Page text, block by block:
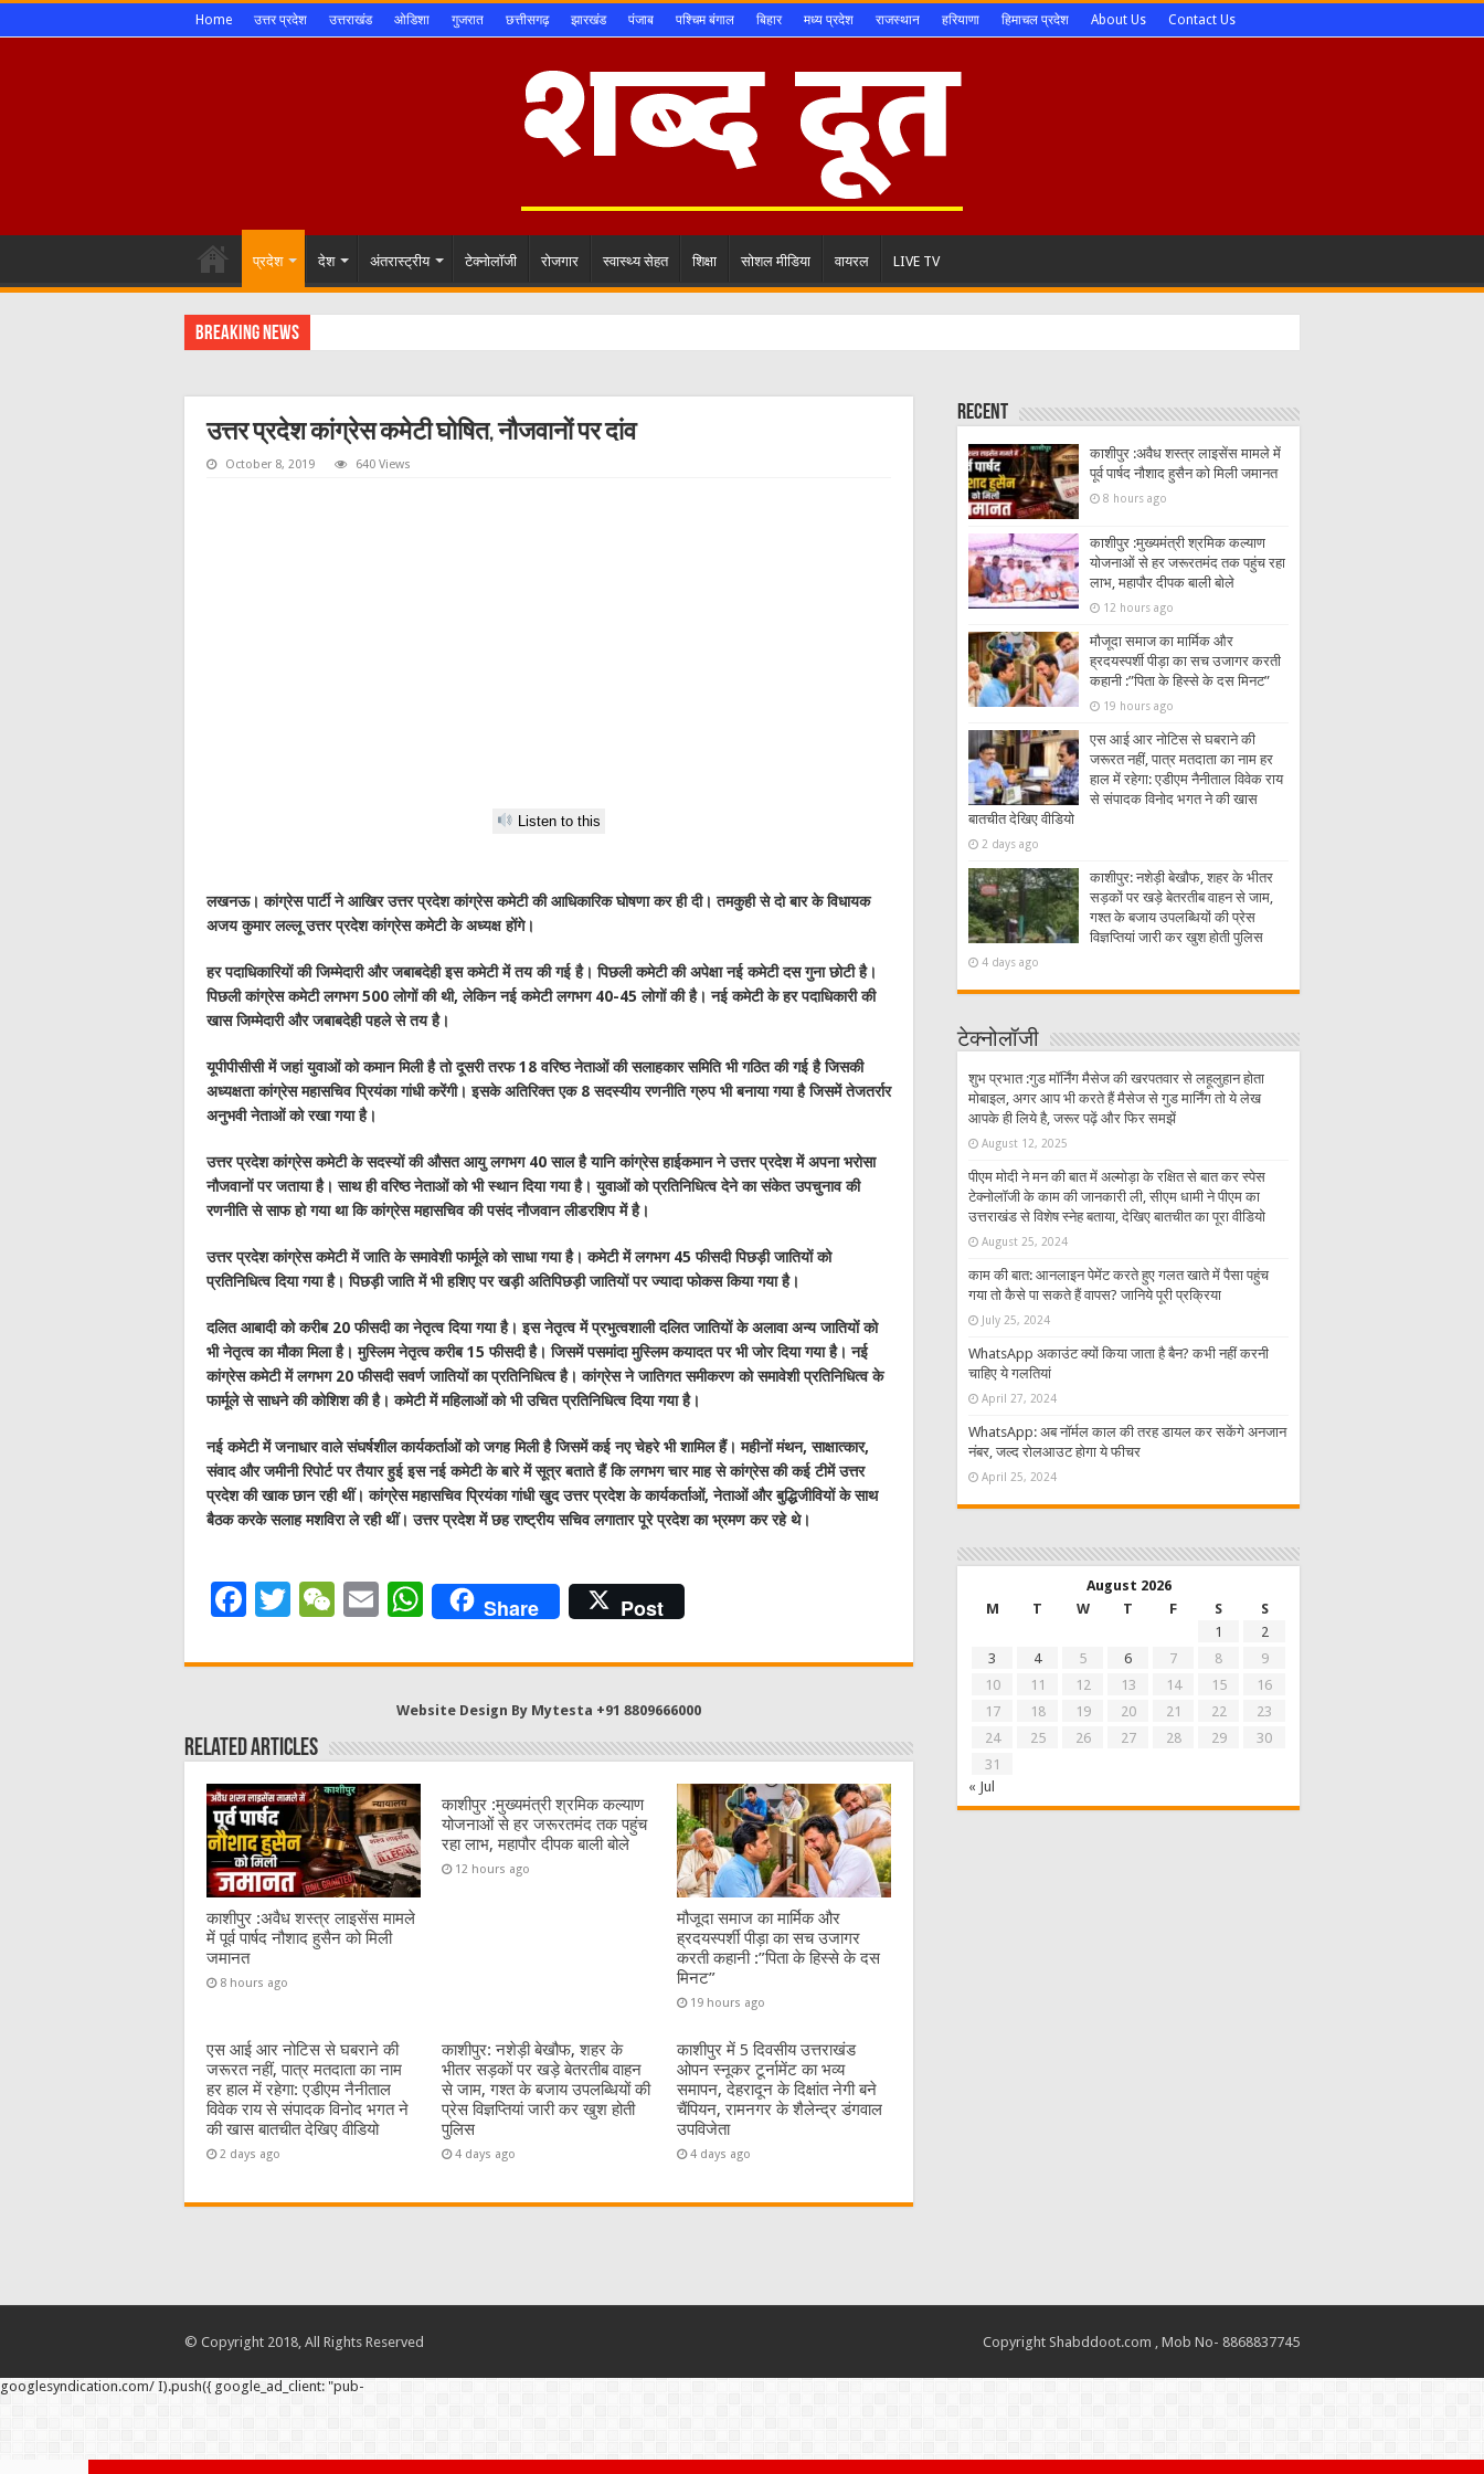
Home उत्तर प्रदेश उत्तराखंड ओडिशा गुजरात छत्तीसगढ़ झारखंड पंजाब पश्चिम बंगाल बिहार मध्य प्रदेश राजस्थान हरियाणा हिमाचल प्रदेश About Us Contact Us
प्रदेश देश अंतरास्ट्रीय टेक्नोलॉजी रोजगार स्वास्थ्य सेहत शिक्षा सोशल मीडिया वायरल LIVE TV
Breaking News
उत्तर प्रदेश कांग्रेस कमेटी घोषित, नौजवानों पर दांव
October 8, 2019 640 Views
Listen to this
लखनऊ। कांग्रेस पार्टी ने आखिर उत्तर प्रदेश कांग्रेस कमेटी की आधिकारिक घोषणा कर ही दी। तमकुही से दो बार के विधायक
अजय कुमार लल्लू उत्तर प्रदेश कांग्रेस कमेटी के अध्यक्ष होंगे।
हर पदाधिकारियों की जिम्मेदारी और जबाबदेही इस कमेटी में तय की गई है। पिछली कमेटी की अपेक्षा नई कमेटी दस गुना छोटी है।
पिछली कांग्रेस कमेटी लगभग 500 लोगों की थी, लेकिन नई कमेटी लगभग 40-45 लोगों की है। नई कमेटी के हर पदाधिकारी की
खास जिम्मेदारी और जबाबदेही पहले से तय है।
यूपीपीसीसी में जहां युवाओं को कमान मिली है तो दूसरी तरफ 18 वरिष्ठ नेताओं की सलाहकार समिति भी गठित की गई है जिसकी
अध्यक्षता कांग्रेस महासचिव प्रियंका गांधी करेंगी। इसके अतिरिक्त एक 8 सदस्यीय रणनीति ग्रुप भी बनाया गया है जिसमें तेजतर्रार
अनुभवी नेताओं को रखा गया है।
उत्तर प्रदेश कांग्रेस कमेटी के सदस्यों की औसत आयु लगभग 40 साल है यानि कांग्रेस हाईकमान ने उत्तर प्रदेश में अपना भरोसा
नौजवानों पर जताया है। साथ ही वरिष्ठ नेताओं को भी स्थान दिया गया है। युवाओं को प्रतिनिधित्व देने का संकेत उपचुनाव की
रणनीति से साफ हो गया था कि कांग्रेस महासचिव की पसंद नौजवान लीडरशिप में है।
उत्तर प्रदेश कांग्रेस कमेटी में जाति के समावेशी फार्मूले को साधा गया है। कमेटी में लगभग 45 फीसदी पिछड़ी जातियों को
प्रतिनिधित्व दिया गया है। पिछड़ी जाति में भी हशिए पर खड़ी अतिपिछड़ी जातियों पर ज्यादा फोकस किया गया है।
दलित आबादी को करीब 20 फीसदी का नेतृत्व दिया गया है। इस नेतृत्व में प्रभुत्वशाली दलित जातियों के अलावा अन्य जातियों को
भी नेतृत्व का मौका मिला है। मुस्लिम नेतृत्व करीब 15 फीसदी है। जिसमें पसमांदा मुस्लिम कयादत पर भी जोर दिया गया है। नई
कांग्रेस कमेटी में लगभग 20 फीसदी सवर्ण जातियों का प्रतिनिधित्व है। कांग्रेस ने जातिगत समीकरण को समावेशी प्रतिनिधित्व के
फार्मूले से साधने की कोशिश की है। कमेटी में महिलाओं को भी उचित प्रतिनिधित्व दिया गया है।
नई कमेटी में जनाधार वाले संघर्षशील कार्यकर्ताओं को जगह मिली है जिसमें कई नए चेहरे भी शामिल हैं। महीनों मंथन, साक्षात्कार,
संवाद और जमीनी रिपोर्ट पर तैयार हुई इस नई कमेटी के बारे में सूत्र बताते हैं कि लगभग चार माह से कांग्रेस की कई टीमें उत्तर
प्रदेश की खाक छान रही थीं। कांग्रेस महासचिव प्रियंका गांधी खुद उत्तर प्रदेश के कार्यकर्ताओं, नेताओं और बुद्धिजीवियों के साथ
बैठक करके सलाह मशविरा ले रही थीं। उत्तर प्रदेश में छह राष्ट्रीय सचिव लगातार पूरे प्रदेश का भ्रमण कर रहे थे।
F
c
b
o
o
k
T
it
r
W
C
at
E
ai
W
at
s
A
p
p
Share Post
Website Design By Mytesta +91 8809666000
Related Articles
काशीपुर :अवैध शस्त्र लाइसेंस मामले
में पूर्व पार्षद नौशाद हुसैन को मिली
जमानत
8 hours ago
काशीपुर :मुख्यमंत्री श्रमिक कल्याण
योजनाओं से हर जरूरतमंद तक पहुंच
रहा लाभ, महापौर दीपक बाली बोले
12 hours ago
मौजूदा समाज का मार्मिक और
ह्रदयस्पर्शी पीड़ा का सच उजागर
करती कहानी :”पिता के हिस्से के दस
मिनट”
19 hours ago
एस आई आर नोटिस से घबराने की
जरूरत नहीं, पात्र मतदाता का नाम
हर हाल में रहेगा: एडीएम नैनीताल
विवेक राय से संपादक विनोद भगत ने
की खास बातचीत देखिए वीडियो
2 days ago
काशीपुर: नशेड़ी बेखौफ, शहर के
भीतर सड़कों पर खड़े बेतरतीब वाहन
से जाम, गश्त के बजाय उपलब्धियों की
प्रेस विज्ञप्तियां जारी कर खुश होती
पुलिस
4 days ago
काशीपुर में 5 दिवसीय उत्तराखंड
ओपन स्नूकर टूर्नामेंट का भव्य
समापन, देहरादून के दिक्षांत नेगी बने
चैंपियन, रामनगर के शैलेन्द्र डंगवाल
उपविजेता
4 days ago
Recent
काशीपुर :अवैध शस्त्र लाइसेंस मामले में
पूर्व पार्षद नौशाद हुसैन को मिली जमानत
8 hours ago
काशीपुर :मुख्यमंत्री श्रमिक कल्याण
योजनाओं से हर जरूरतमंद तक पहुंच रहा
लाभ, महापौर दीपक बाली बोले
12 hours ago
मौजूदा समाज का मार्मिक और
ह्रदयस्पर्शी पीड़ा का सच उजागर करती
कहानी :”पिता के हिस्से के दस मिनट”
19 hours ago
एस आई आर नोटिस से घबराने की
जरूरत नहीं, पात्र मतदाता का नाम हर
हाल में रहेगा: एडीएम नैनीताल विवेक राय
से संपादक विनोद भगत ने की खास
बातचीत देखिए वीडियो
2 days ago
काशीपुर: नशेड़ी बेखौफ, शहर के भीतर
सड़कों पर खड़े बेतरतीब वाहन से जाम,
गश्त के बजाय उपलब्धियों की प्रेस
विज्ञप्तियां जारी कर खुश होती पुलिस
4 days ago
टेक्नोलॉजी
शुभ प्रभात :गुड मॉर्निंग मैसेज की खरपतवार से लहूलुहान होता
मोबाइल, अगर आप भी करते हैं मैसेज से गुड मार्निंग तो ये लेख
आपके ही लिये है, जरूर पढ़ें और फिर समझें
August 12, 2025
पीएम मोदी ने मन की बात में अल्मोड़ा के रक्षित से बात कर स्पेस
टेक्नोलॉजी के काम की जानकारी ली, सीएम धामी ने पीएम का
उत्तराखंड से विशेष स्नेह बताया, देखिए बातचीत का पूरा वीडियो
August 25, 2024
काम की बात: आनलाइन पेमेंट करते हुए गलत खाते में पैसा पहुंच
गया तो कैसे पा सकते हैं वापस? जानिये पूरी प्रक्रिया
July 25, 2024
WhatsApp अकाउंट क्यों किया जाता है बैन? कभी नहीं करनी
चाहिए ये गलतियां
April 27, 2024
WhatsApp: अब नॉर्मल काल की तरह डायल कर सकेंगे अनजान
नंबर, जल्द रोलआउट होगा ये फीचर
April 25, 2024
August 2026
M
T W T F S
S
1
2
3
4 5 6 7 8
9
10
11 12 13 14 15
16
17
18 19 20 21 22
23
24
25 26 27 28 29
30
31
« Jul
Copyright Shabddoot.com , Mob No- 8868837745
© Copyright 2018, All Rights Reserved
googlesyndication.com/ I).push({ google_ad_client: "pub-